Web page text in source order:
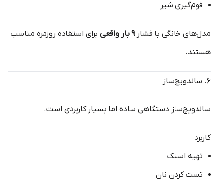
فوم‌گیری شیر
مدل‌های خانگی با فشار ۹ بار واقعی
برای استفاده روزمره مناسب
هستند.
۶. ساندویچ‌ساز
ساندویچ‌ساز دستگاهی ساده اما بسیار کاربردی است.
کاربرد
تهیه اسنک
تست کردن نان